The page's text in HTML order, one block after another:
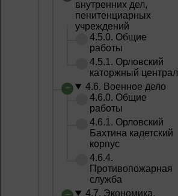
внутренних дел,
пенитенциарных
учреждений
4.5.0. Общие
работы
4.5.1. Орловский
каторжный централ
4.6. Военное дело
4.6.0. Общие
работы
4.6.1. Орловский
Бахтина кадетский
корпус
4.6.4.
Противопожарная
служба
4.7. Экономика,